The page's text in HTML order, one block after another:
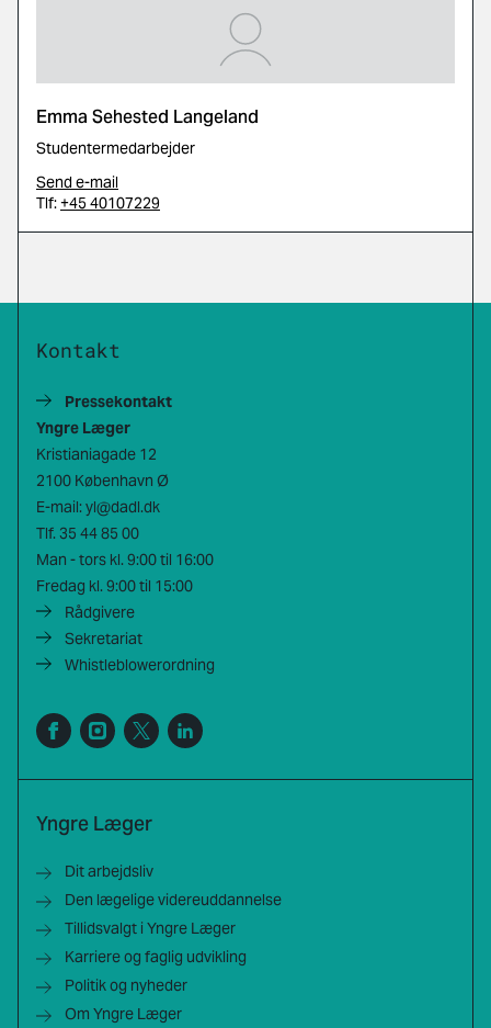
Emma Sehested Langeland
Studentermedarbejder
Send e-mail
Tlf:+45 40107229
Kontakt
Pressekontakt
Yngre Læger
Kristianiagade 12
2100 København Ø
E-mail: yl@dadl.dk
Tlf. 35 44 85 00
Man - tors kl. 9:00 til 16:00
Fredag kl. 9:00 til 15:00
Rådgivere
Sekretariat
Whistleblowerordning
Yngre Læger
Dit arbejdsliv
Den lægelige videreuddannelse
Tillidsvalgt i Yngre Læger
Karriere og faglig udvikling
Politik og nyheder
Om Yngre Læger